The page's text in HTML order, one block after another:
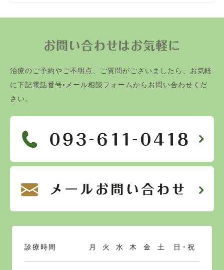
お問い合わせはお気軽に
治療のご予約やご不明点、ご質問がございましたら、お気軽
に下記電話番号•メール相談フォームからお問い合わせくだ
さい。
診療時間 月 火 水 木 金 土 日・祝